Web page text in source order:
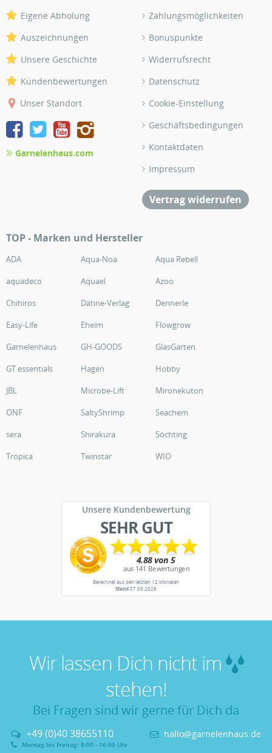
Eigene Abholung
Auszeichnungen
Unsere Geschichte
Kundenbewertungen
Unser Standort
Garnelenhaus.com
Zahlungsmöglichkeiten
Bonuspunkte
Widerrufsrecht
Datenschutz
Cookie-Einstellung
Geschäftsbedingungen
Kontaktdaten
Impressum
Vertrag widerrufen
TOP - Marken und Hersteller
ADA Aqua-Noa
Aqua Rebell
aquadeco
Aquael
Azoo
Chihiros
Dähne-Verlag
Dennerle
Easy-Life
Eheim
Flowgrow
Garnelenhaus
GH-GOODS
GlasGarten
GT essentials
Hagen
Hobby
JBL
Microbe-Lift
Mironekuton
ONF
SaltyShrimp
Seachem
sera
Shirakura
Söchting
Tropica
Twinstar WIO
Unsere Kundenbewertung
SEHR GUT
Berechnet aus den letzten 12 Monaten
Stand07.08.2026
Wir lassen Dich nicht im
stehen!
Bei Fragen sind wir gerne für Dich da
+49 (0)40 38655110
Montag bis Freitag: 8:00 - 16:00 Uhr
hallo@garnelenhaus.de